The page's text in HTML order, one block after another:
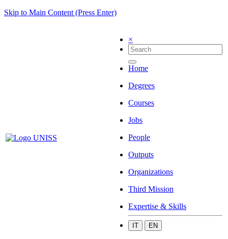
Skip to Main Content (Press Enter)
×
Home
Degrees
Courses
Jobs
People
Outputs
Organizations
Third Mission
Expertise & Skills
IT EN